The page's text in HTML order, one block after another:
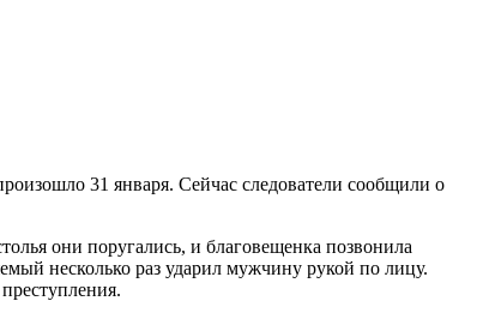
31 января. Сейчас следователи сообщили о
они поругались, и благовещенка позвонила
несколько раз ударил мужчину рукой по лицу.